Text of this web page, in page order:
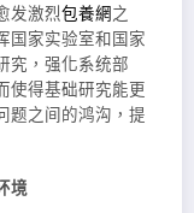
发激烈包養網之
国家实验室和国家
究，强化系统部
使得基础研究能更
题之间的鸿沟，提
境